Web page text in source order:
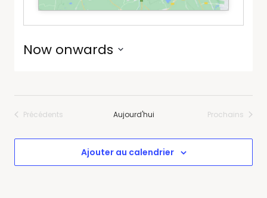
Now onwards
Précédents
Aujourd'hui
Prochains
Ajouter au calendrier